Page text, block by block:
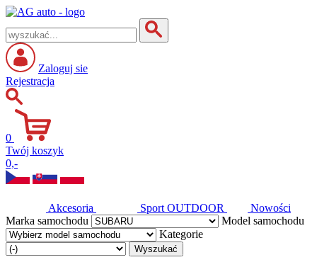
Zaloguj sie
Rejestracja
0
Twój koszyk
0,-
Akcesoria Sport OUTDOOR
Nowości
Marka samochodu
Model samochodu
Kategorie
Wyszukać